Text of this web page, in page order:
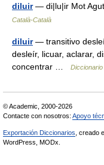
diluir— di|lu|ir Mot
Català-Català
diluir— transitivo
desleír, licuar, aclarar,
concentrar …
© Academic, 2000-2026
Contacte con nosotros: Apoyo
Exportación Diccionarios , creado
WordPress, MODx.